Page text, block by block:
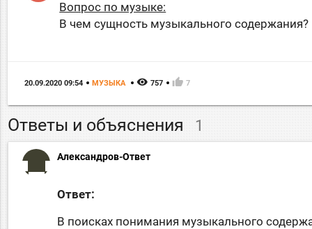
Вопрос по музыке:
​​​​​​​​​​​​​​​​​​​​​В чем сущность музыкального содержания?
20.09.2020 09:54 МУЗЫКА remove_red_eye 757 thumb_up 7
Ответы и объяснения 1
Александров-Ответ
Ответ:
В поисках понимания музыкального